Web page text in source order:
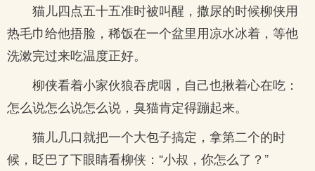
猫儿四点五十五准时被叫醒，撒尿的时候柳侠用
热毛巾给他捂脸，稀饭在一个盆里用凉水冰着，等他
洗漱完过来吃温度正好。
柳侠看着小家伙狼吞虎咽，自己也揪着心在吃：
怎么说怎么说怎么说，臭猫肯定得蹦起来。
猫儿几口就把一个大包子搞定，拿第二个的时
候，眨巴了下眼睛看柳侠：“小叔，你怎么了？”